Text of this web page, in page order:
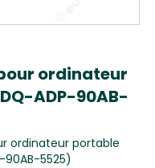
ordinateur
ADP-90AB-
ordinateur portable
90AB-5525)